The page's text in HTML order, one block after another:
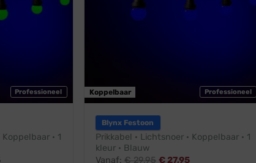
Professioneel
· 1
Professioneel
Koppelbaar
Blynx Festoon
Prikkabel · Lichtsnoer · Koppelbaar · 1
kleur · Blauw
Vanaf: €29,95 € 27,95